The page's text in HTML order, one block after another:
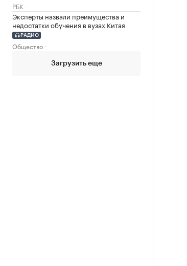
РБК
Эксперты назвали преимущества и
недостатки обучения в вузах Китая
РАДИО
Общество
Загрузить еще